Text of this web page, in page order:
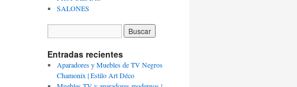
SALONES
Entradas recientes
Aparadores y Muebles de TV Negros
Chamonix | Estilo Art Déco